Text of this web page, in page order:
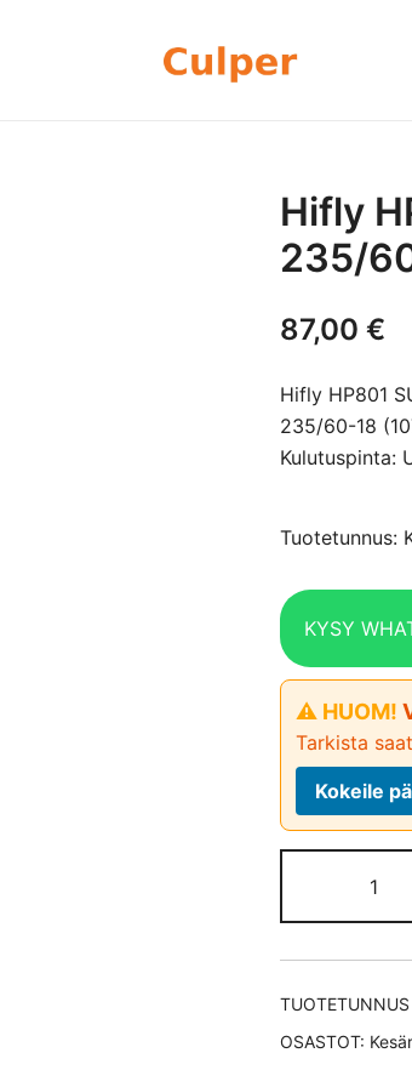
Hifly
235/
87,00 €
Hifly HP801
235/60-18
Kulutuspinta:
Tuotetunnus:
KYSY
⚠ HUOM!
Tarkista
Kokeile
OSASTOT: